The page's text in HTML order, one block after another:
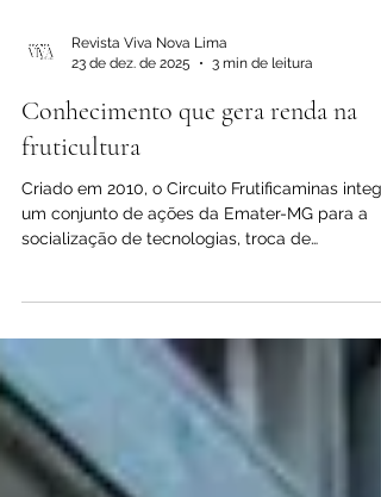
23 de dez. de 2025
3 min de leitura
Conhecimento que gera renda na
fruticultura
Criado em 2010, o Circuito Frutificaminas
produtores para otimizar a quantidade e a
qualidade das frutas produzidas Em 15 anos de
atuação, o programa já contabiliza 139 eventos,
com a participação de cerca de 15 mil pessoas
e caravanas de mais de 541 municípios
Foto: Divulgação Emater-MG O Circuito
Frutificaminas, realizado pela Emater-